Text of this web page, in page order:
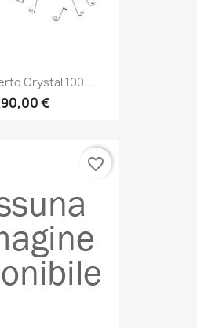
Crystal 100...
€
favorite_border